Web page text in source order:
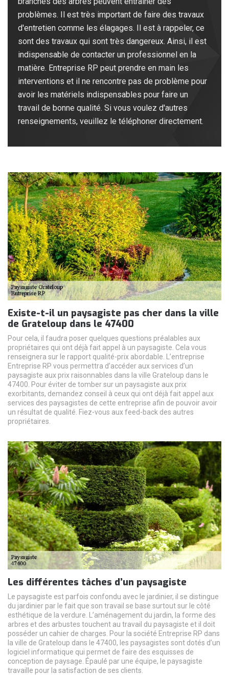
problèmes. Il est très important de faire des travaux
d'entretien comme les élagages. Il est à rappeler, ce
sont des travaux qui sont très dangereux. Ainsi, il est
indispensable de contacter un professionnel en la
matière. Entreprise RP peut prendre en main les
interventions et il ne rencontre pas de problème pour
avoir les matériels indispensables pour faire un
travail de bonne qualité. Si vous voulez d'autres
renseignements, veuillez le téléphoner directement.
Existe-t-il un paysagiste pas cher dans la ville
de Grateloup dans le 47400
Pour cela, il faudra poser quelques questions préalables aux
propriétaires qui ont déjà fait appel à un paysagiste. Cela vous
renseignera sur le rapport qualité-prix abordable. L’entreprise
Entreprise RP vous permettra d’accéder aux services d’un
paysagiste aux prix raisonnables dans la ville Grateloup dans le
47400. Pour éviter de tomber sur un paysagiste aux prix
exorbitants, demandez conseil à ceux qui ont déjà fait appel aux
services des paysagistes de cette entreprise afin de pouvoir avoir
un résultat de qualité. Fiez-vous aux feed-back des autres
propriétaires.
Les différentes tâches d’un paysagiste
Le paysagiste est parfois confondu avec le jardinier, il se distingue
du jardinier par le fait que son travail se base surtout sur le côté
esthétique de la verdure. L’aménagement du jardin, la forme des
arbres et des arbustes touchent au travail du paysagiste et il doit
posséder un cahier de charges. Pour la société Entreprise RP dans
la ville de Grateloup dans le 47400, les paysagistes sont dotés d’un
logiciel informatique qui permet de faire des esquisses de
conception de paysage. Épaulé par une équipe, le paysagiste
travaille pour la satisfaction de ses clients.